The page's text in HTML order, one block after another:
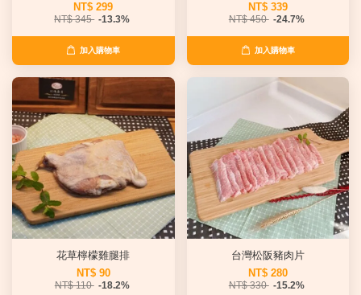
NT$ 299
NT$ 345 -13.3%
加入購物車
NT$ 339
NT$ 450 -24.7%
加入購物車
花草檸檬雞腿排
NT$ 90
NT$ 110 -18.2%
台灣松阪豬肉片
NT$ 280
NT$ 330 -15.2%